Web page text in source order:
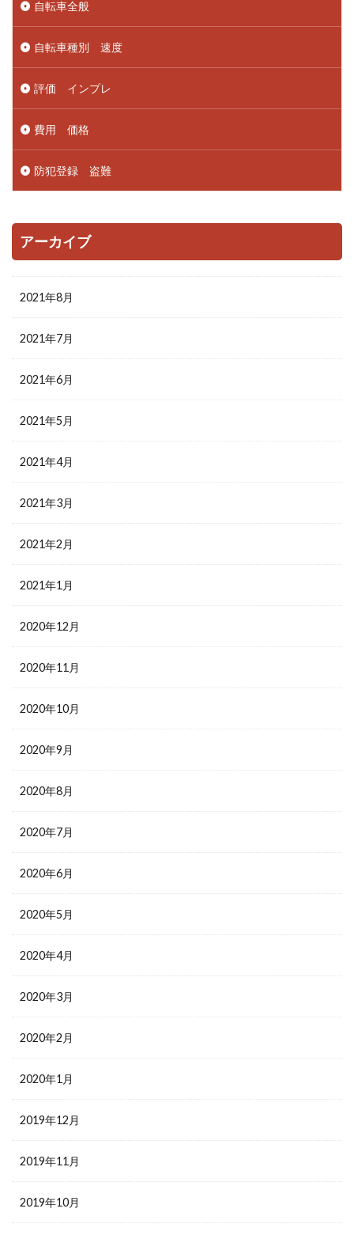
自転車全般
自転車種別 速度
評価 インプレ
費用 価格
防犯登録 盗難
アーカイブ
2021年8月
2021年7月
2021年6月
2021年5月
2021年4月
2021年3月
2021年2月
2021年1月
2020年12月
2020年11月
2020年10月
2020年9月
2020年8月
2020年7月
2020年6月
2020年5月
2020年4月
2020年3月
2020年2月
2020年1月
2019年12月
2019年11月
2019年10月